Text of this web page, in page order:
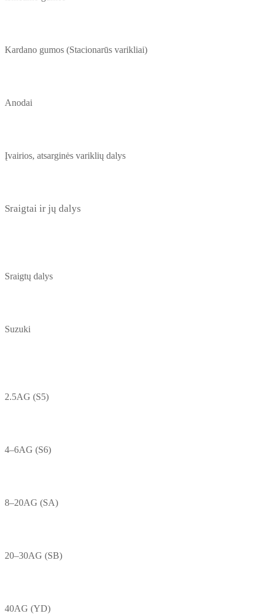
Kardano gumos (Stacionarūs varikliai)
Anodai
Įvairios, atsarginės variklių dalys
Sraigtai ir jų dalys
Sraigtų dalys
Suzuki
2.5AG (S5)
4–6AG (S6)
8–20AG (SA)
20–30AG (SB)
40AG (YD)